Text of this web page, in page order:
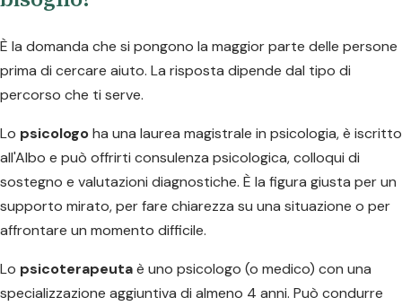
È la domanda che si pongono la maggior parte delle persone
prima di cercare aiuto. La risposta dipende dal tipo di
percorso che ti serve.
Lo psicologoha una laurea magistrale in psicologia, è iscritto
all'Albo e può offrirti consulenza psicologica, colloqui di
sostegno e valutazioni diagnostiche. È la figura giusta per un
supporto mirato, per fare chiarezza su una situazione o per
affrontare un momento difficile.
Lo psicoterapeutaè uno psicologo (o medico) con una
specializzazione aggiuntiva di almeno 4 anni. Può condurre